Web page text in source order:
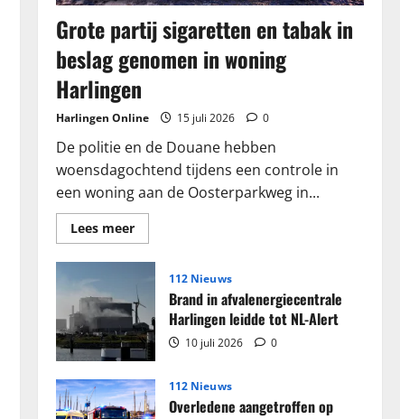
Grote partij sigaretten en tabak in
beslag genomen in woning
Harlingen
Harlingen Online 15 juli 2026 0
De politie en de Douane hebben
woensdagochtend tijdens een controle in
een woning aan de Oosterparkweg in...
Lees meerLees
meer
Grote
sigaretten
en
tabak
in
beslag
genomen
in
woning
Harlingen
112 Nieuws
Brand in afvalenergiecentrale
Harlingen leidde tot NL-Alert
10 juli 2026 0
112 Nieuws
Overledene aangetroffen op